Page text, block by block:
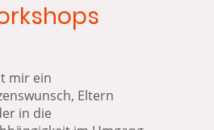
mir ein
Eltern
in die